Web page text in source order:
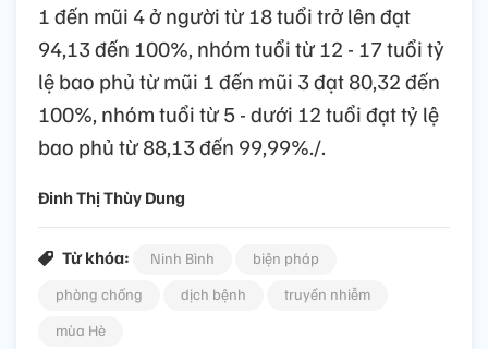
1 đến mũi 4 ở người từ 18 tuổi trở lên đạt
94,13 đến 100%, nhóm tuổi từ 12 - 17 tuổi tỷ
lệ bao phủ từ mũi 1 đến mũi 3 đạt 80,32 đến
100%, nhóm tuổi từ 5 - dưới 12 tuổi đạt tỷ lệ
bao phủ từ 88,13 đến 99,99%./.
Đinh Thị Thùy Dung
Từ khóa: Ninh Bình
biện pháp
phòng chống
dịch bệnh
truyền nhiễm
mùa Hè